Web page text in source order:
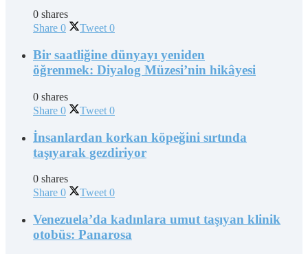
0 shares
Share 0 Tweet 0
Bir saatliğine dünyayı yeniden
öğrenmek: Diyalog Müzesi’nin hikâyesi
0 shares
Share 0 Tweet 0
İnsanlardan korkan köpeğini sırtında
taşıyarak gezdiriyor
0 shares
Share 0 Tweet 0
Venezuela’da kadınlara umut taşıyan klinik
otobüs: Panarosa